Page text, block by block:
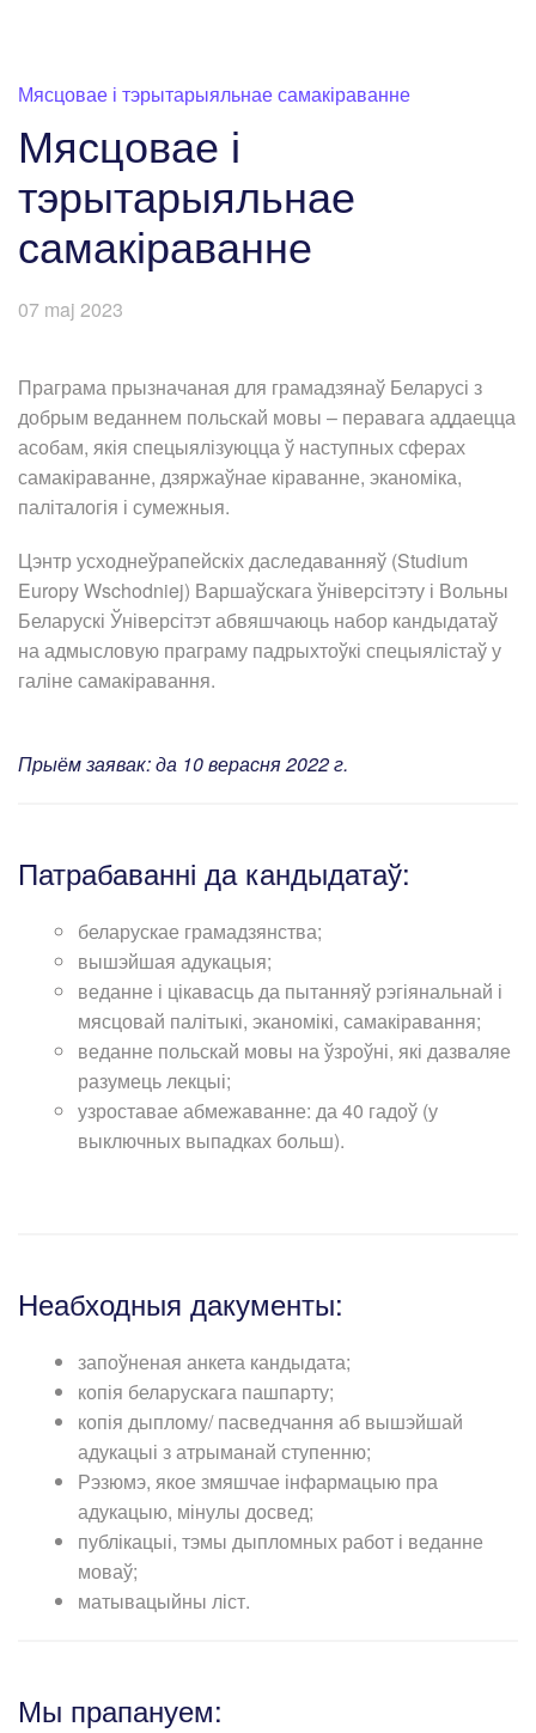
Мясцовае і тэрытарыяльнае самакіраванне
Мясцовае і
тэрытарыяльнае
самакіраванне
07 maj 2023
Праграма прызначаная для грамадзянаў Беларусі з
добрым веданнем польскай мовы – перавага аддаецца
асобам, якія спецыялізуюцца ў наступных сферах
самакіраванне, дзяржаўнае кіраванне, эканоміка,
паліталогія і сумежныя.
Цэнтр усходнеўрапейскіх даследаванняў (Studium
Europy Wschodniej) Варшаўскага ўніверсітэту і Вольны
Беларускі Ўніверсітэт абвяшчаюць набор кандыдатаў
на адмысловую праграму падрыхтоўкі спецыялістаў у
галіне самакіравання.
Прыём заявак: да 10 верасня 2022 г.
Патрабаванні да кандыдатаў:
беларускае грамадзянства;
вышэйшая адукацыя;
веданне і цікавасць да пытанняў рэгіянальнай і
мясцовай палітыкі, эканомікі, самакіравання;
веданне польскай мовы на ўзроўні, які дазваляе
разумець лекцыі;
узроставае абмежаванне: да 40 гадоў (у
выключных выпадках больш).
Неабходныя дакументы:
запоўненая анкета кандыдата;
копія беларускага пашпарту;
копія дыплому/ пасведчання аб вышэйшай
адукацыі з атрыманай ступенню;
Рэзюмэ, якое змяшчае інфармацыю пра
адукацыю, мінулы досвед;
публікацыі, тэмы дыпломных работ і веданне
моваў;
матывацыйны ліст.
Мы прапануем: